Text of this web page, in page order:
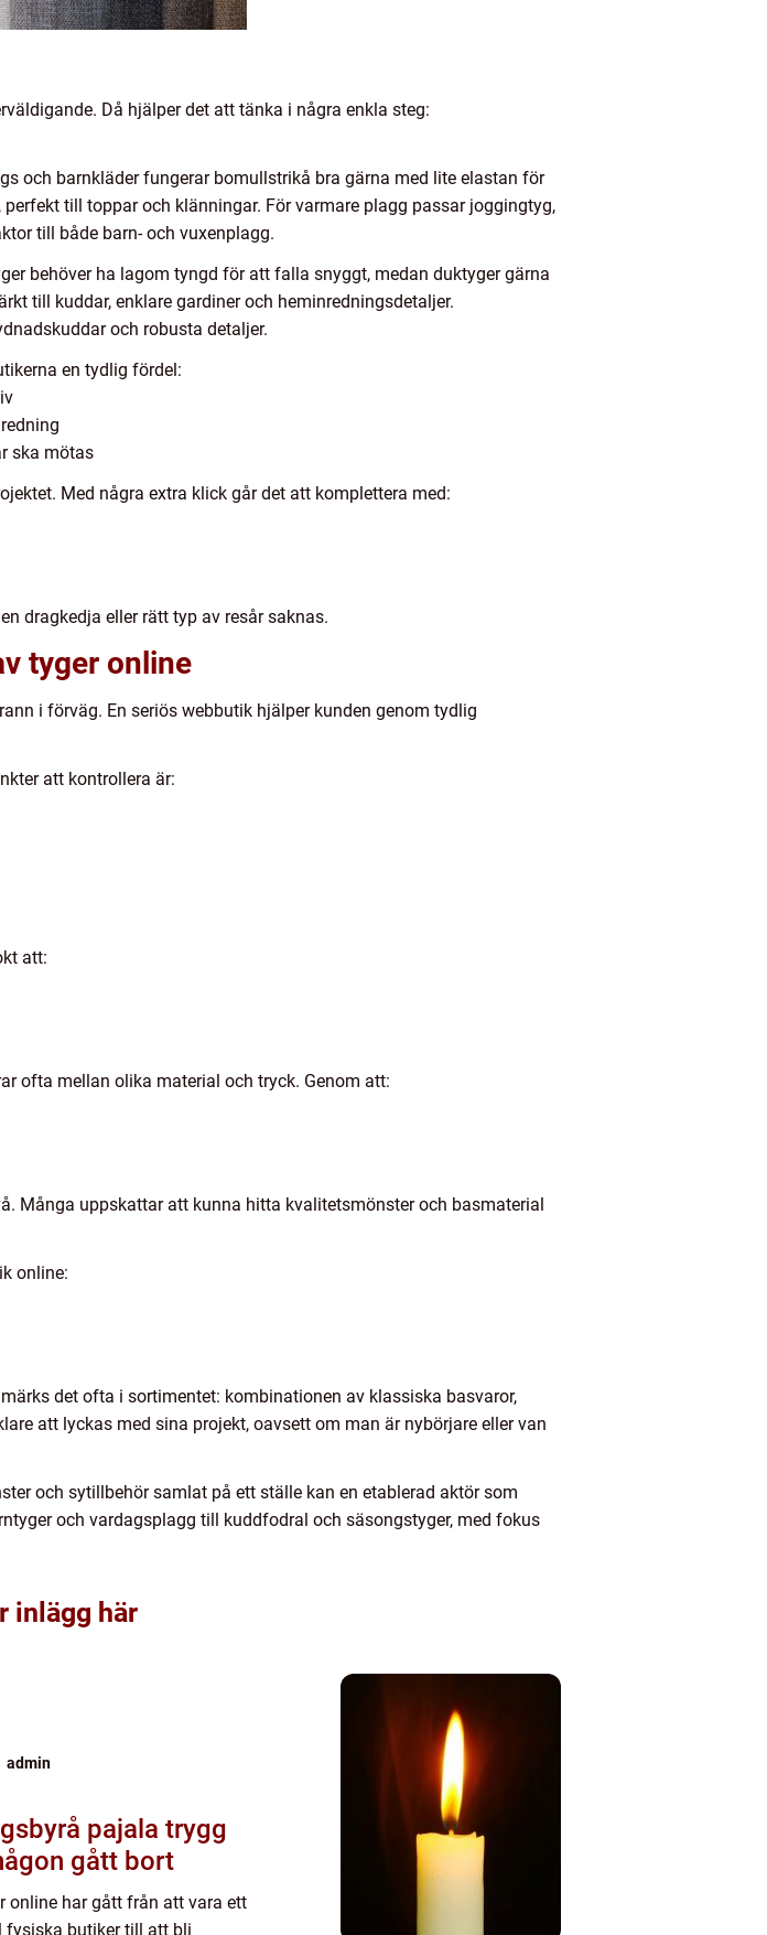
Då hjälper det att tänka i några enkla steg:
och barnkläder fungerar bomullstrikå bra gärna med lite elastan för
till toppar och klänningar. För varmare plagg passar joggingtyg,
till både barn- och vuxenplagg.
behöver ha lagom tyngd för att falla snyggt, medan duktyger gärna
till kuddar, enklare gardiner och heminredningsdetaljer.
och robusta detaljer.
en tydlig fördel:
ska mötas
Med några extra klick går det att komplettera med:
dragkedja eller rätt typ av resår saknas.
tyger online
i förväg. En seriös webbutik hjälper kunden genom tydlig
att kontrollera är:
att:
ofta mellan olika material och tryck. Genom att:
Många uppskattar att kunna hitta kvalitetsmönster och basmaterial
online:
det ofta i sortimentet: kombinationen av klassiska basvaror,
att lyckas med sina projekt, oavsett om man är nybörjare eller van
och sytillbehör samlat på ett ställe kan en etablerad aktör som
och vardagsplagg till kuddfodral och säsongstyger, med fokus
inlägg här
admin
pajala trygg
gått bort
online har gått från att vara ett
fysiska butiker till att bli